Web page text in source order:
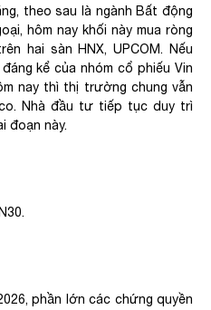
theo sau là ngành Bất động
hôm nay khối này mua ròng
hai sàn HNX, UPCOM. Nếu
kể của nhóm cổ phiếu Vin
nay thì thị trường chung vẫn
Nhà đầu tư tiếp tục duy trì
đoạn này.
phần lớn các chứng quyền